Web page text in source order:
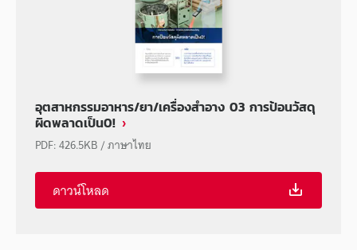
อุตสาหกรรมอาหาร/ยา/เครื่องสำอาง 03 การป้อนวัสดุ
ผิดพลาดเป็น0!
PDF:426.5KB/ภาษาไทย
ดาวน์โหลด